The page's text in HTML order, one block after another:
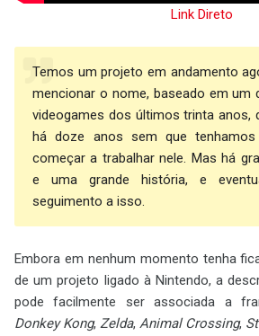
Link Direto
Temos um projeto em andamento
mencionar o nome, baseado em
videogames dos últimos trinta anos,
há doze anos sem que
começar a trabalhar nele. Mas há
e uma grande história, e
seguimento a isso.
Embora em nenhum momento tenha
de um projeto ligado à Nintendo, a
pode facilmente ser associada a
Donkey Kong, Zelda, Animal Crossing,